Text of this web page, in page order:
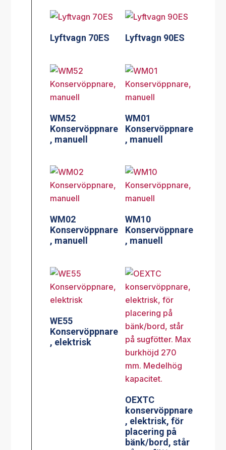
Lyftvagn 70ES Lyftvagn 90ES
WM52
Konservöppnare
, manuell
WM01
Konservöppnare
, manuell
WM02
Konservöppnare
, manuell
WM10
Konservöppnare
, manuell
WE55
Konservöppnare
, elektrisk
OEXTC
konservöppnare
, elektrisk, för
placering på
bänk/bord, står